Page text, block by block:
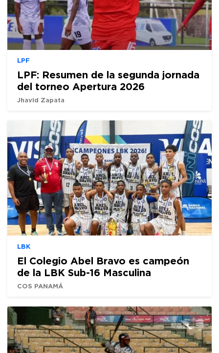
LPF
LPF: Resumen de la segunda jornada
del torneo Apertura 2026
Jhavid Zapata
LBK
El Colegio Abel Bravo es campeón
de la LBK Sub-16 Masculina
COS PANAMÁ